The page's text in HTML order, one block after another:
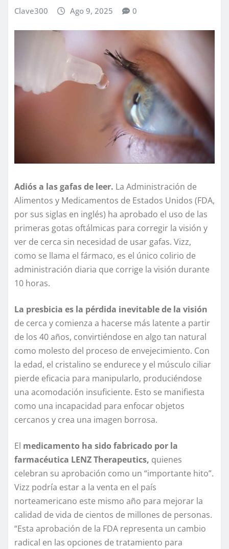
Clave300 Ago 9, 2025 0
Adiós a las gafas de leer. La Administración de
Alimentos y Medicamentos de Estados Unidos (FDA,
por sus siglas en inglés) ha aprobado el uso de las
primeras gotas oftálmicas para corregir la visión y
ver de cerca sin necesidad de usar gafas. Vizz,
como se llama el fármaco, es el único colirio de
administración diaria que corrige la visión durante
10 horas.
La presbicia es la pérdida inevitable de la visión
de cerca y comienza a hacerse más latente a partir
de los 40 años, convirtiéndose en algo tan natural
como molesto del proceso de envejecimiento. Con
la edad, el cristalino se endurece y el músculo ciliar
pierde eficacia para manipularlo, produciéndose
una acomodación insuficiente. Esto se manifiesta
como una incapacidad para enfocar objetos
cercanos y crea una imagen borrosa.
El medicamento ha sido fabricado por la
farmacéutica LENZ Therapeutics, quienes
celebran su aprobación como un “importante hito”.
Vizz podría estar a la venta en el país
norteamericano este mismo año para mejorar la
calidad de vida de cientos de millones de personas.
“Esta aprobación de la FDA representa un cambio
radical en las opciones de tratamiento para